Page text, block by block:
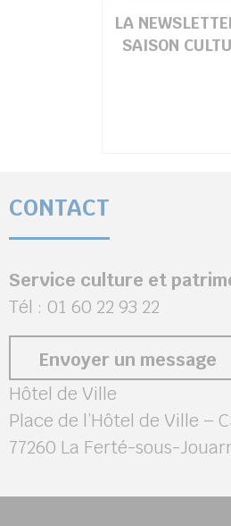
LA
SAISON
CONTACT
Service culture et
Tél : 01 60 22 93 22
Envoyer un message
Hôtel de Ville
Place de l’Hôtel de Ville –
77260 La Ferté-sous-